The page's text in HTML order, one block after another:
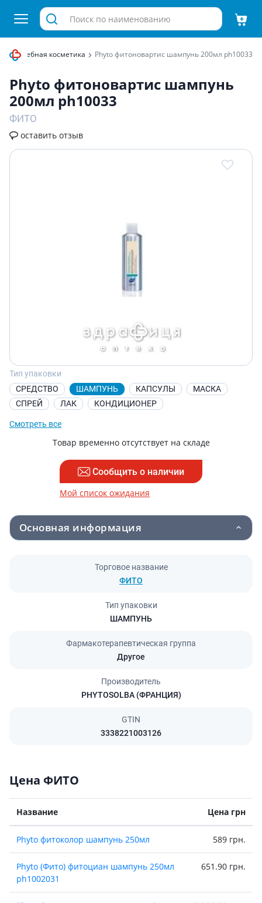
Лечебная косметика Phyto фитоновартис шампунь 200мл ph10033
Phyto фитоновартис шампунь
200мл ph10033
ФИТО
оставить отзыв
Тип упаковки
СРЕДСТВО
ШАМПУНЬ КАПСУЛЫ
МАСКА
СПРЕЙ
ЛАК КОНДИЦИОНЕР
Смотреть все
Товар временно отсутствует на складе
Сообщить о наличии
Мой список ожидания
Основная информация
Торговое название
ФИТО
Тип упаковки
ШАМПУНЬ
Фармакотерапевтическая группа
Другое
Производитель
PHYTOSOLBA (ФРАНЦИЯ)
GTIN
3338221003126
Цена ФИТО
Название Цена грн
Phyto фитоколор шампунь 250мл 589 грн.
Phyto (Фито) фитоциан шампунь 250мл
ph1002031
651.90 грн.